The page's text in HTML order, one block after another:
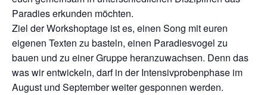
Paradies erkunden möchten.
Ziel der Workshoptage ist es, einen Song mit euren
eigenen Texten zu basteln, einen Paradiesvogel zu
bauen und zu einer Gruppe heranzuwachsen. Denn das
was wir entwickeln, darf in der Intensivprobenphase im
August und September weiter gesponnen werden.